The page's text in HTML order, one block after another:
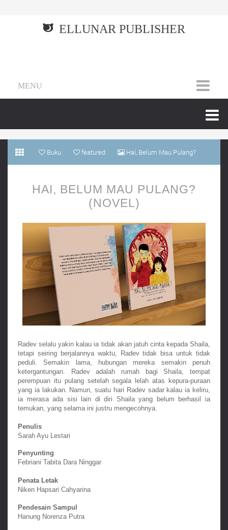
ELLUNAR PUBLISHER
MENU
Buku featured Hai, Belum Mau Pulang?
HAI, BELUM MAU PULANG?
(NOVEL)
Radev selalu yakin kalau ia tidak akan jatuh cinta kepada Shaila,
tetapi seiring berjalannya waktu, Radev tidak bisa untuk tidak
peduli. Semakin lama, hubungan mereka semakin penuh
ketergantungan. Radev adalah rumah bagi Shaila, tempat
perempuan itu pulang setelah segala lelah atas kepura-puraan
yang ia lakukan. Namun, suatu hari Radev sadar kalau ia keliru,
ia merasa ada sisi lain di diri Shaila yang belum berhasil ia
temukan, yang selama ini justru mengecohnya.
Penulis
Sarah Ayu Lestari
Penyunting
Febriani Tabita Dara Ninggar
Penata Letak
Niken Hapsari Cahyarina
Pendesain Sampul
Hanung Norenza Putra